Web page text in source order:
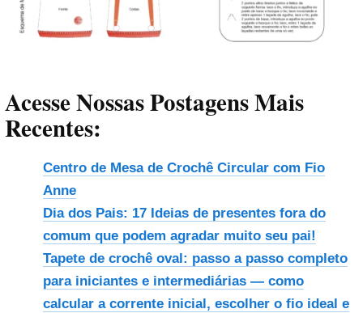
Acesse Nossas Postagens Mais
Recentes:
Centro de Mesa de Crochê Circular com Fio
Anne
Dia dos Pais: 17 Ideias de presentes fora do
comum que podem agradar muito seu pai!
Tapete de crochê oval: passo a passo completo
para iniciantes e intermediárias — como
calcular a corrente inicial, escolher o fio ideal e